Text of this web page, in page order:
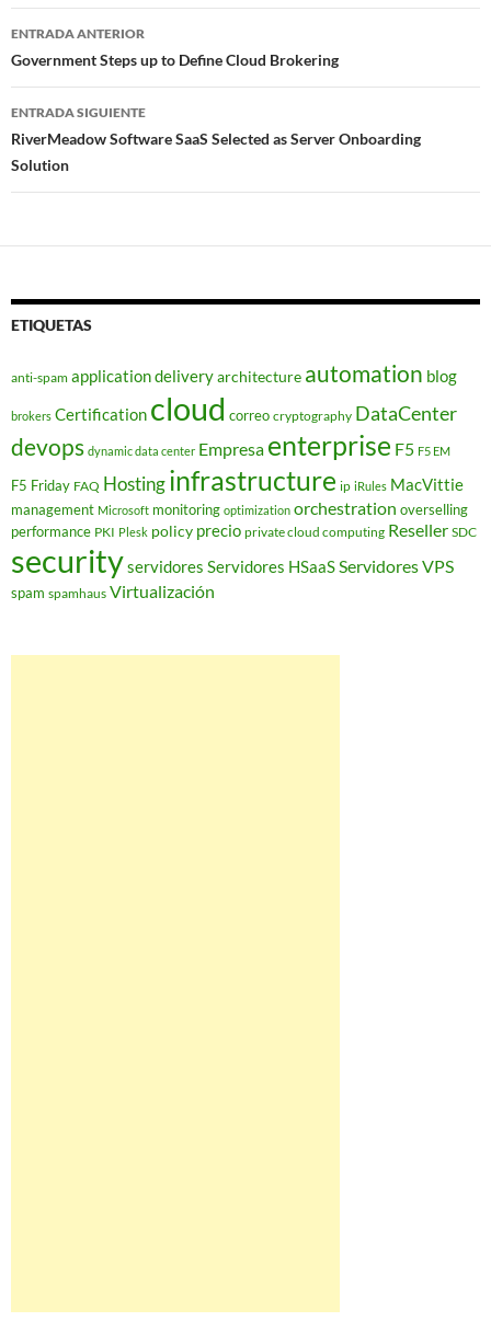
Navegador
de
entradas
ENTRADA ANTERIOR
Government Steps up to Define Cloud Brokering
ENTRADA SIGUIENTE
RiverMeadow Software SaaS Selected as Server Onboarding
Solution
ETIQUETAS
anti-spam application deliveryarchitecture automation blog
brokers Certification cloud correo cryptography DataCenter
devops dynamic data center Empresa enterprise F5 F5 EM
F5 Friday FAQ Hostinginfrastructure ip iRules MacVittie
management Microsoft monitoring optimization orchestration overselling
performance PKI Plesk policy precio private cloud computing Reseller SDC
securityservidores Servidores HSaaSServidores VPS
spam spamhaus Virtualización